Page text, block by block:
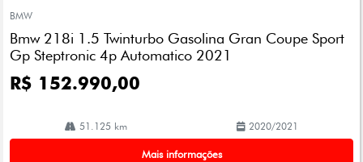
arti
lhe
BMW
Bmw 218i 1.5 Twinturbo Gasolina Gran Coupe Sport
Gp Steptronic 4p Automatico 2021
R$ 152.990,00
51.125 km 2020/2021
Mais informações